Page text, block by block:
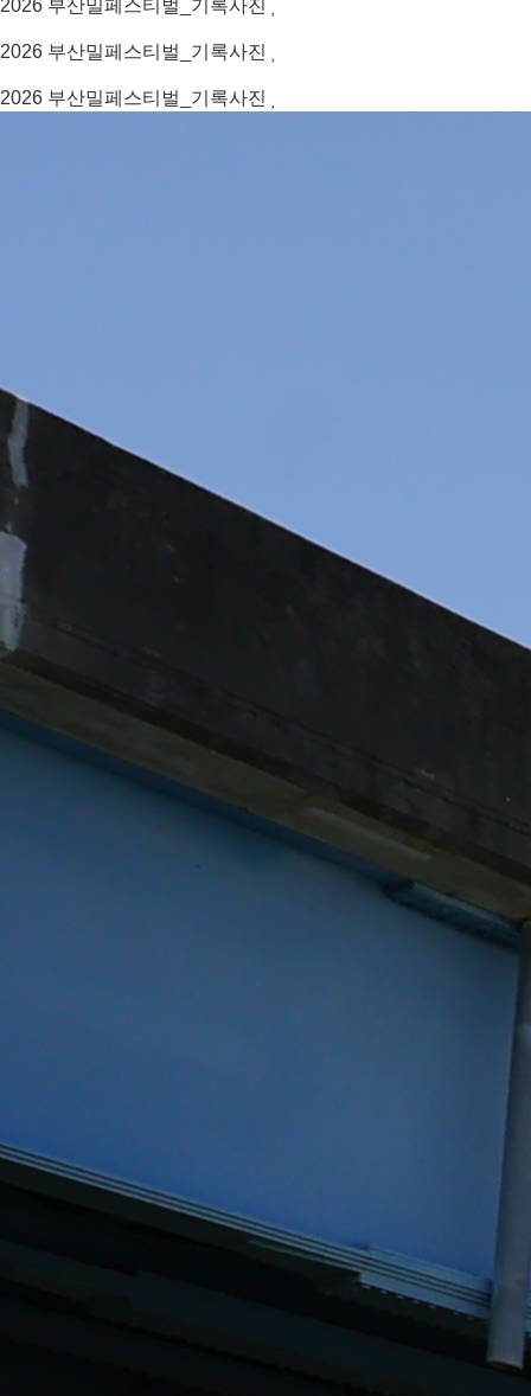
2026 부산밀페스티벌_기록사진
2026 부산밀페스티벌_기록사진
2026 부산밀페스티벌_기록사진